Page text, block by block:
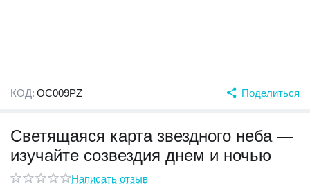
КОД: OC009PZ Поделиться
Светящаяся карта звездного неба —
изучайте созвездия днем и ночью
Написать отзыв